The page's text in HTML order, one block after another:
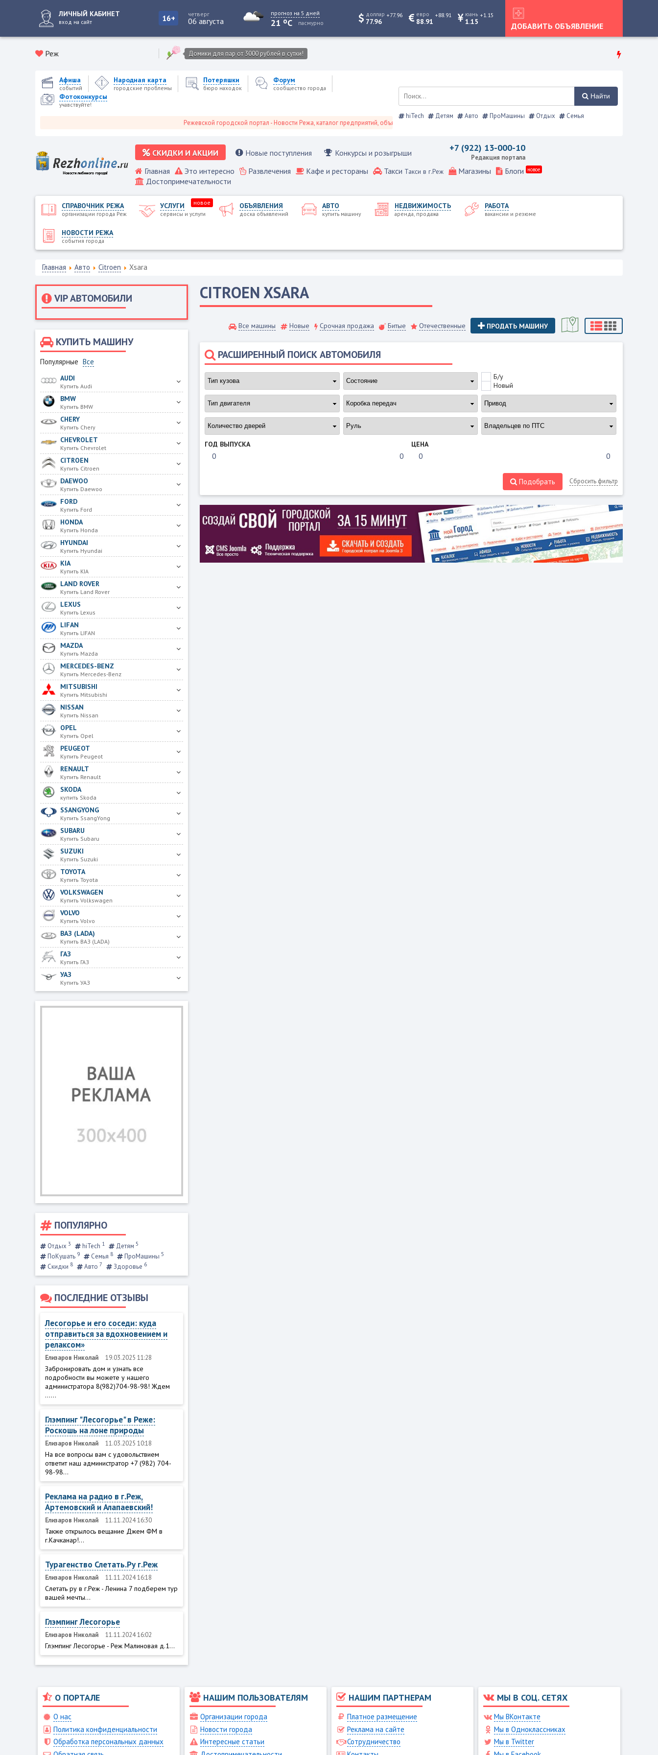
ЛИЧНЫЙ КАБИНЕТ
вход на сайт 16+ четверг
06 августа
прогноз на 5 дней
21 oC пасмурно
доллар
77.96
+77.96 евро
88.91
+88.91 юань
1.15
+1.15
ДОБАВИТЬ ОБЪЯВЛЕНИЕ
Реж Домики для пар от 3000 рублей в сутки!
Афиша
событий
Народная карта
городские проблемы
Потеряшки
бюро находок
Форум
сообщество города
Фотоконкурсы
учавствуйте!
Режевской городской портал - Новости Режа, каталог предприятий, объявления, Режевской справочник
Найти
hiTech Детям Авто ПроМашины Отдых Семья
СКИДКИ И АКЦИИ Новые поступления Конкурсы и розыгрыши +7 (922) 13-000-10
Редакция портала
Главная Это интересно Развлечения Кафе и рестораны Такси Такси в г.Реж Магазины Блоги новое
Достопримечательности
СПРАВОЧНИК РЕЖА
организации города Реж
УСЛУГИ
сервисы и услуги
новое ОБЪЯВЛЕНИЯ
доска объявлений
АВТО
купить машину
НЕДВИЖИМОСТЬ
аренда, продажа
РАБОТА
вакансии и резюме
НОВОСТИ РЕЖА
события города
Главная Авто Citroen Xsara
VIP АВТОМОБИЛИ
КУПИТЬ МАШИНУ
Популярные Все
AUDI
Купить Audi
BMW
Купить BMW
CHERY
Купить Chery
CHEVROLET
Купить Chevrolet
CITROEN
Купить Citroen
DAEWOO
Купить Daewoo
FORD
Купить Ford
HONDA
Купить Honda
HYUNDAI
Купить Hyundai
KIA
Купить KIA
LAND ROVER
Купить Land Rover
LEXUS
Купить Lexus
LIFAN
Купить LIFAN
MAZDA
Купить Mazda
MERCEDES-BENZ
Купить Mercedes-Benz
MITSUBISHI
Купить Mitsubishi
NISSAN
Купить Nissan
OPEL
Купить Opel
PEUGEOT
Купить Peugeot
RENAULT
Купить Renault
SKODA
купить Skoda
SSANGYONG
Купить SsangYong
SUBARU
Купить Subaru
SUZUKI
Купить Suzuki
TOYOTA
Купить Toyota
VOLKSWAGEN
Купить Volkswagen
VOLVO
Купить Volvo
ВАЗ (LADA)
Купить ВАЗ (LADA)
ГАЗ
Купить ГАЗ
УАЗ
Купить УАЗ
ПОПУЛЯРНО
Отдых 3 hiTech 1 Детям 5
ПоКушать 9 Семья 8 ПроМашины 5
Скидки 8 Авто 7 Здоровье 6
ПОСЛЕДНИЕ ОТЗЫВЫ
Лесогорье и его соседи: куда
отправиться за вдохновением и
релаксом»
Елизаров Николай 19.03.2025 11:28
Забронировать дом и узнать все
подробности вы можете у нашего
администратора 8(982)704-98-98! Ждем
......
Глэмпинг "Лесогорье" в Реже:
Роскошь на лоне природы
Елизаров Николай 11.03.2025 10:18
На все вопросы вам с удовольствием
ответит наш администратор +7 (982) 704-
98-98...
Реклама на радио в г.Реж,
Артемовский и Алапаевский!
Елизаров Николай 11.11.2024 16:30
Также открылось вещание Джем ФМ в
г.Качканар!...
Турагенство Слетать.Ру г.Реж
Елизаров Николай 11.11.2024 16:18
Слетать ру в г.Реж - Ленина 7 подберем тур
вашей мечты...
Глэмпинг Лесогорье
Елизаров Николай 11.11.2024 16:02
Глэмпинг Лесогорье - Реж Малиновая д.1...
CITROENXSARA
Все машины Новые Срочная продажа Битые Отечественные ПРОДАТЬ МАШИНУ
РАСШИРЕННЫЙ ПОИСК АВТОМОБИЛЯ
Б/у
Новый
ГОД ВЫПУСКА ЦЕНА
Подобрать Сбросить фильтр
О ПОРТАЛЕ
О нас
Политика конфиденциальности
Обработка персональных данных
НАШИМ ПОЛЬЗОВАТЕЛЯМ
Организации города
Новости города
Интересные статьи
НАШИМ ПАРТНЕРАМ
Платное размещение
Реклама на сайте
Сотрудничество
МЫ В СОЦ. СЕТЯХ
Мы ВКонтакте
Мы в Одноклассниках
Мы в Twitter